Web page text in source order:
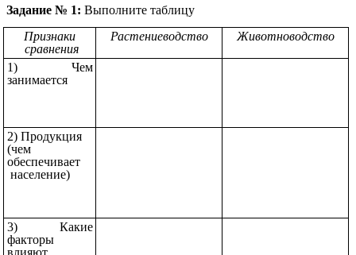
Задание № 1: Выполните таблицу
Признаки
сравнения
Растениеводство Животноводство
1) Чем
занимается
2) Продукция
(чем
обеспечивает
население)
3) Какие
факторы